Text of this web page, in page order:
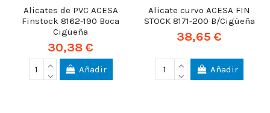
Alicates de PVC ACESA
Finstock 8162-190 Boca
Cigüeña
30,38 €
Añadir
Alicate curvo ACESA FIN
STOCK 8171-200 B/Cigüeña
38,65 €
Añadir